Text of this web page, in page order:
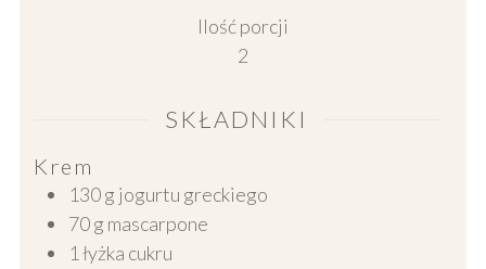
Ilość porcji
2
SKŁADNIKI
Krem
130g jogurtu greckiego
70g mascarpone
1 łyżka cukru